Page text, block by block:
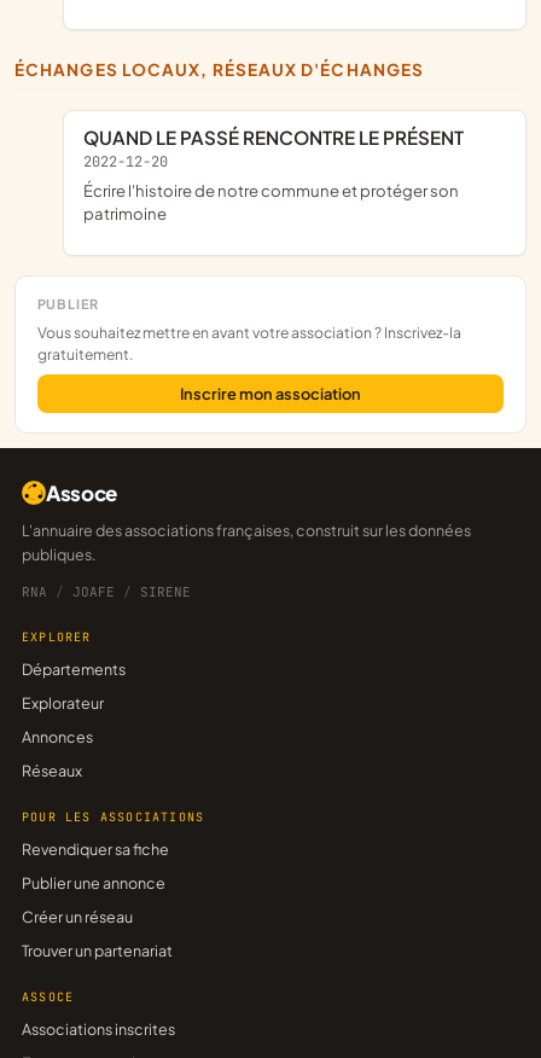
PUBLIER
Vous souhaitez mettre en avant votre association ? Inscrivez-la
gratuitement.
Inscrire mon association
ÉCHANGES LOCAUX, RÉSEAUX D'ÉCHANGES
QUAND LE PASSÉ RENCONTRE LE PRÉSENT
2022-12-20
écrire l'histoire de notre commune et protéger son
patrimoine
Assoce
L'annuaire des associations françaises, construit sur les données
publiques.
RNA / JOAFE / SIRENE
EXPLORER
Départements
Explorateur
Annonces
Réseaux
POUR LES ASSOCIATIONS
Revendiquer sa fiche
Publier une annonce
Créer un réseau
Trouver un partenariat
ASSOCE
Associations inscrites